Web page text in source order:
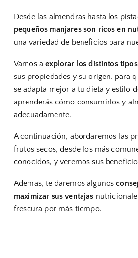
Desde las almendras hasta los
pequeños manjares son ricos en
una variedad de beneficios para
Vamos aexplorar los distintos
sus propiedades y su origen, para
se adapta mejor a tu dieta y estilo
aprenderás cómo consumirlos y
adecuadamente.
A continuación, abordaremos las
frutos secos, desde los más
conocidos, y veremos sus
Además, te daremos algunos
maximizar sus ventajas
frescura por más tiempo.